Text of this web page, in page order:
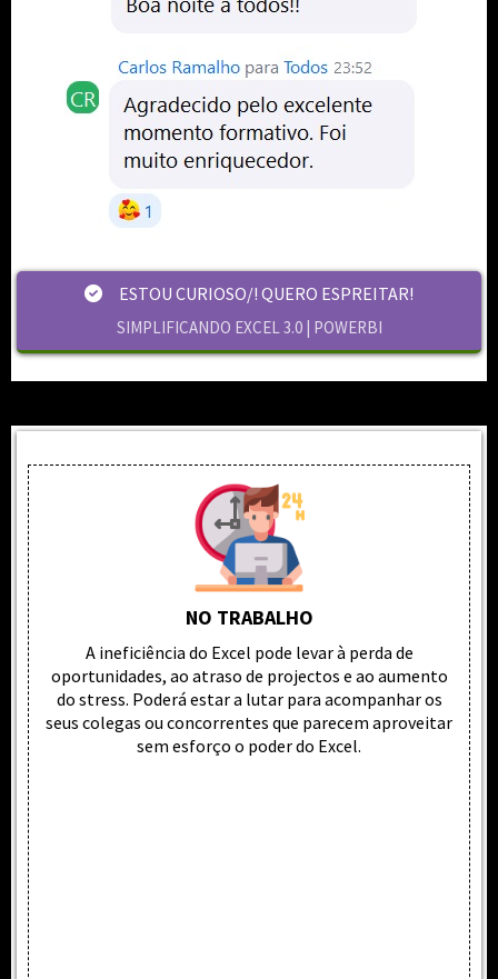
ESTOU CURIOSO/! QUERO ESPREITAR!
SIMPLIFICANDO EXCEL 3.0 | POWERBI
NO TRABALHO
A ineficiência do Excel pode levar à perda de
oportunidades, ao atraso de projectos e ao aumento
do stress. Poderá estar a lutar para acompanhar os
seus colegas ou concorrentes que parecem aproveitar
sem esforço o poder do Excel.